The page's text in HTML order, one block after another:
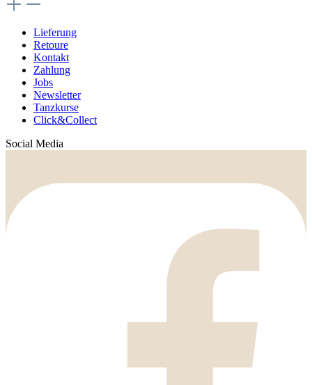
Lieferung
Retoure
Kontakt
Zahlung
Jobs
Newsletter
Tanzkurse
Click&Collect
Social Media